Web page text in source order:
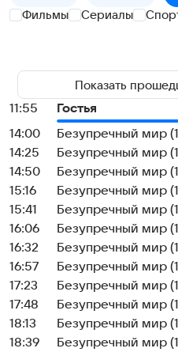
Фильмы Сериалы
Показать
11:55
Гостья
14:00
Безупречный мир
14:25
Безупречный мир
14:50
Безупречный мир
15:16
Безупречный мир
15:41
Безупречный мир
16:06
Безупречный мир
16:32
Безупречный мир
16:57
Безупречный мир
17:23
Безупречный мир
17:48
Безупречный мир
18:13
Безупречный мир
18:39
Безупречный мир